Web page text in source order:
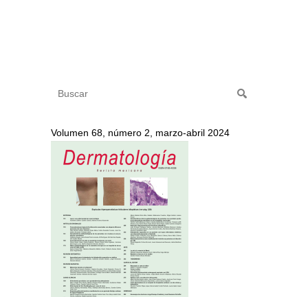
Volumen 68, número 2, marzo-abril 2024